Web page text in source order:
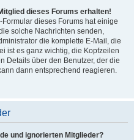
dieses Forums erhalten!
dieses Forums hat einige
solche Nachrichten senden,
die komplette E-Mail, die
ist es ganz wichtig, die Kopfzeilen
Details über den Benutzer, der die
dann entsprechend reagieren.
und ignorierten Mitglieder?